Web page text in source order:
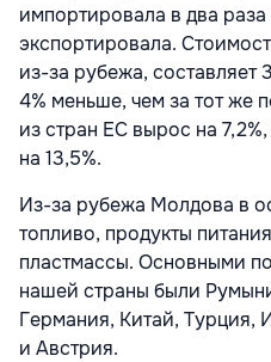
импортировала в два
экспортировала.
из-за рубежа, составляет
4% меньше, чем за тот же
из стран ЕС вырос на
на 13,5%.
Из-за рубежа Молдова в
топливо, продукты
пластмассы. Основными
нашей страны были
Германия, Китай, Турция,
и Австрия.